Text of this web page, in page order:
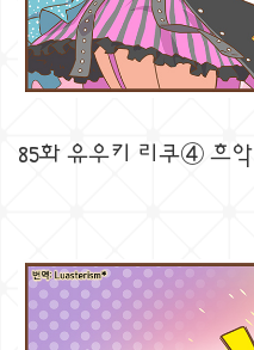
85화 유우키 리쿠④ 흐악